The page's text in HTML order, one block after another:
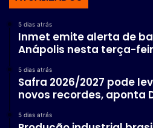
5 dias atrás
Inmet emite alerta de
Anápolis nesta terça-
5 dias atrás
Safra 2026/2027 pode
novos recordes, aponta
5 dias atrás